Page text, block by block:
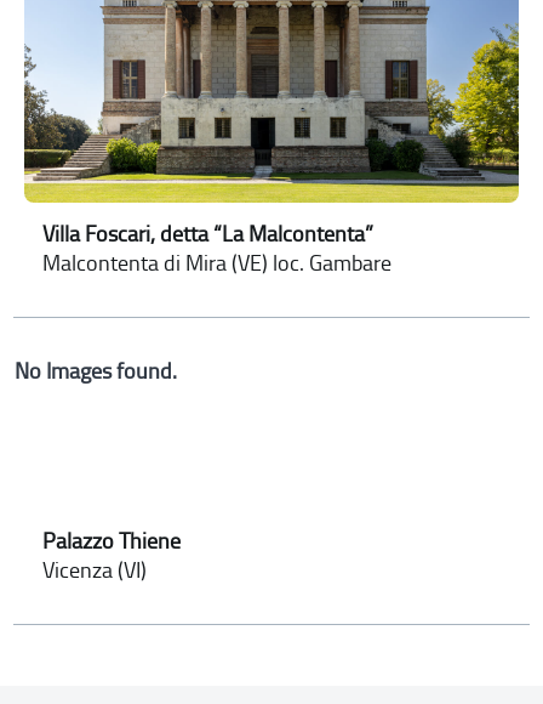
Villa Foscari, detta “La Malcontenta”
Malcontenta di Mira (VE) loc. Gambare
No Images found.
Palazzo Thiene
Vicenza (VI)